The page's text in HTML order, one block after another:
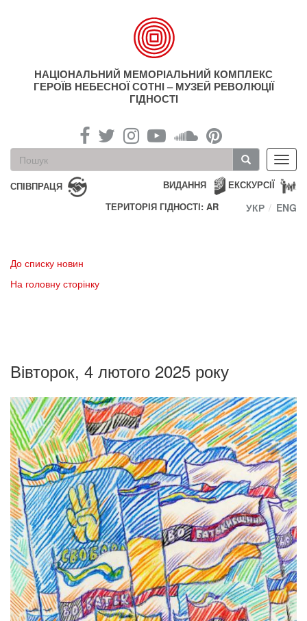
НАЦІОНАЛЬНИЙ МЕМОРІАЛЬНИЙ КОМПЛЕКС
ГЕРОЇВ НЕБЕСНОЇ СОТНІ – МУЗЕЙ РЕВОЛЮЦІЇ
ГІДНОСТІ
Пошукова
форма
Пошук
СПІВПРАЦЯ ЕКСКУРСІЇ
ВИДАННЯ
ТЕРИТОРІЯ ГІДНОСТІ: AR
УКР ENG
До списку новин
На головну сторінку
Вівторок, 4 лютого 2025 року